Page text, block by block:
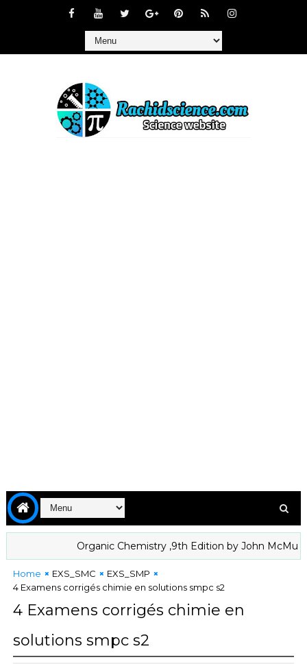
Organic Chemistry ,9th Edition by John McMurry in
Home EXS_SMC
EXS_SMP
4 Examens corrigés chimie en solutions smpc s2
4 Examens corrigés chimie en
solutions smpc s2